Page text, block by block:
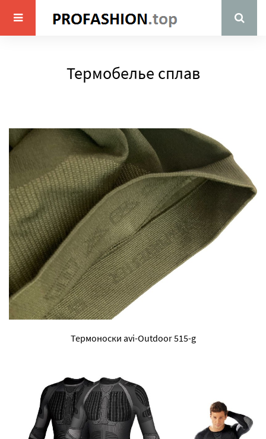
Термобелье сплав
Термоноски avi-Outdoor 515-g